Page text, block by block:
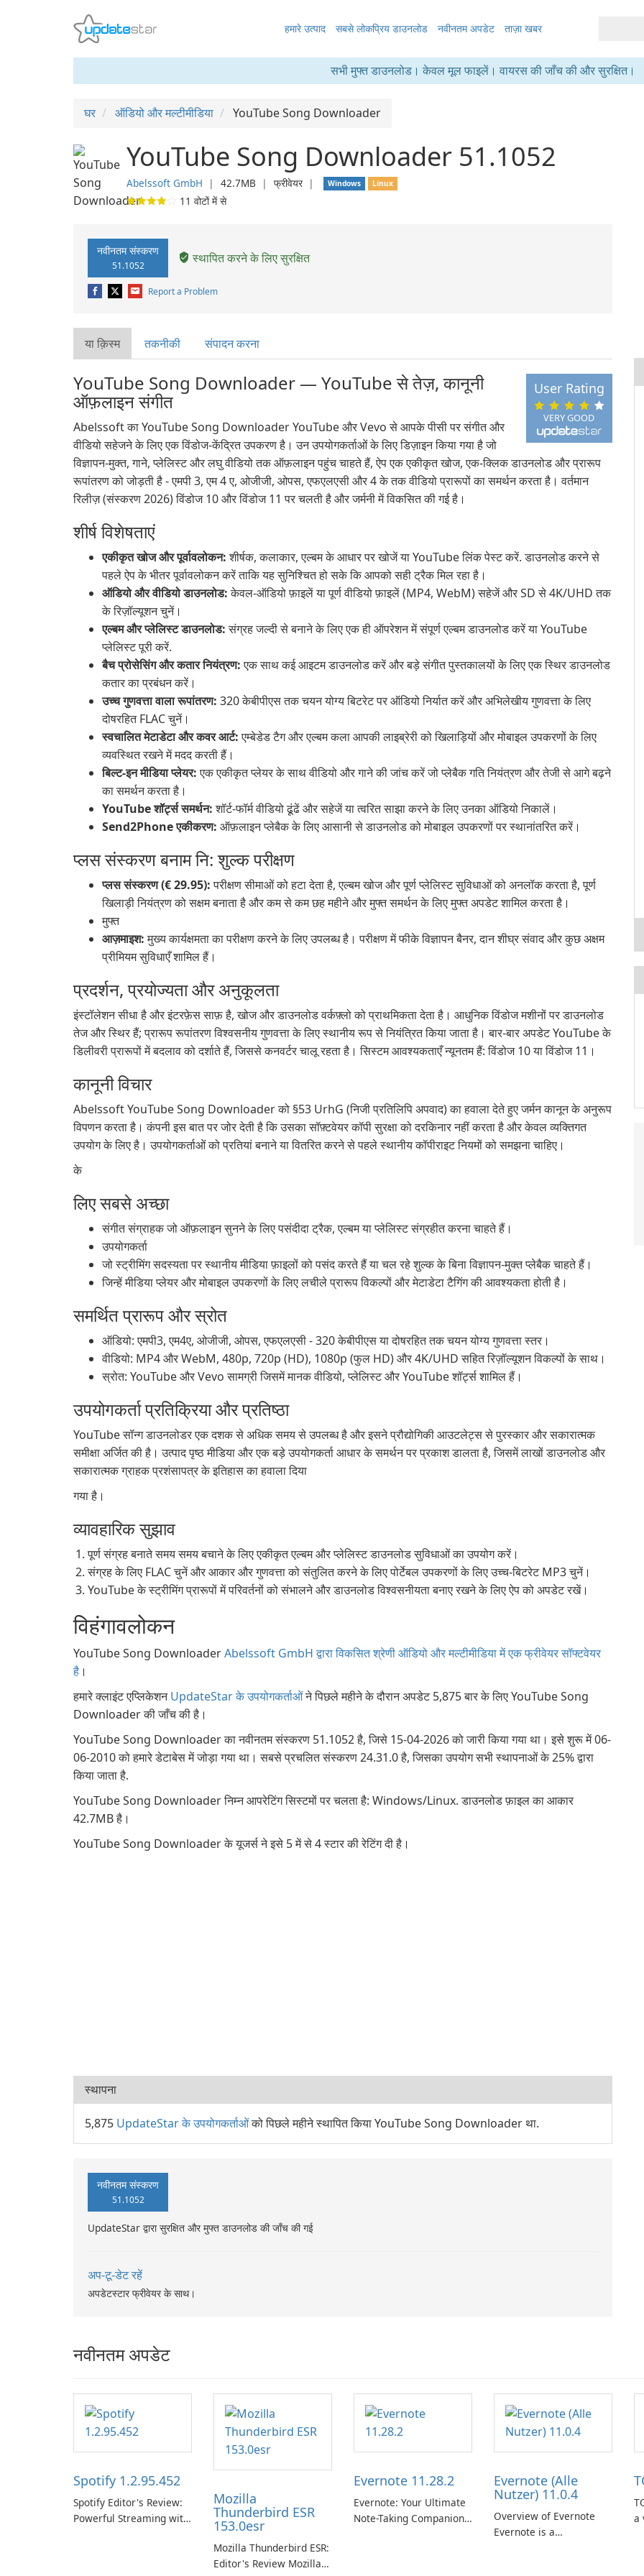
हमारे उत्पाद सबसे लोकप्रिय डाउनलोड नवीनतम अपडेट ताज़ा खबर
सभी मुफ्त डाउनलोड। केवल मूल फाइलें। वायरस की जाँच की और सुरक्षित।
घर ऑडियो और मल्टीमीडिया YouTube Song Downloader
YouTube Song Downloader 51.1052
Abelssoft GmbH ❘ 42.7MB ❘ फ्रीवेयर ❘ Windows Linux
11 वोटों में से
नवीनतम संस्करण
51.1052 स्थापित करने के लिए सुरक्षित
Report a Problem
या क़िस्‍म तकनीकी संपादन करना
VERY GOOD
User Rating
YouTube Song Downloader — YouTube से तेज़, कानूनी
ऑफ़लाइन संगीत
Abelssoft का YouTube Song Downloader YouTube और Vevo से आपके पीसी पर संगीत और
वीडियो सहेजने के लिए एक विंडोज-केंद्रित उपकरण है। उन उपयोगकर्ताओं के लिए डिज़ाइन किया गया है जो
विज्ञापन-मुक्त, गाने, प्लेलिस्ट और लघु वीडियो तक ऑफ़लाइन पहुंच चाहते हैं, ऐप एक एकीकृत खोज, एक-क्लिक डाउनलोड और प्रारूप
रूपांतरण को जोड़ती है - एमपी 3, एम 4 ए, ओजीजी, ओपस, एफएलएसी और 4 के तक वीडियो प्रारूपों का समर्थन करता है। वर्तमान
रिलीज़ (संस्करण 2026) विंडोज 10 और विंडोज 11 पर चलती है और जर्मनी में विकसित की गई है।
शीर्ष विशेषताएं
एकीकृत खोज और पूर्वावलोकन:शीर्षक, कलाकार, एल्बम के आधार पर खोजें या YouTube लिंक पेस्ट करें. डाउनलोड करने से
पहले ऐप के भीतर पूर्वावलोकन करें ताकि यह सुनिश्चित हो सके कि आपको सही ट्रैक मिल रहा है।
ऑडियो और वीडियो डाउनलोड:केवल-ऑडियो फ़ाइलें या पूर्ण वीडियो फ़ाइलें (MP4, WebM) सहेजें और SD से 4K/UHD तक
के रिज़ॉल्यूशन चुनें।
एल्बम और प्लेलिस्ट डाउनलोड:संग्रह जल्दी से बनाने के लिए एक ही ऑपरेशन में संपूर्ण एल्बम डाउनलोड करें या YouTube
प्लेलिस्ट पूरी करें.
बैच प्रोसेसिंग और कतार नियंत्रण:एक साथ कई आइटम डाउनलोड करें और बड़े संगीत पुस्तकालयों के लिए एक स्थिर डाउनलोड
कतार का प्रबंधन करें।
उच्च गुणवत्ता वाला रूपांतरण: 320 केबीपीएस तक चयन योग्य बिटरेट पर ऑडियो निर्यात करें और अभिलेखीय गुणवत्ता के लिए
दोषरहित FLAC चुनें।
स्वचालित मेटाडेटा और कवर आर्ट:एम्बेडेड टैग और एल्बम कला आपकी लाइब्रेरी को खिलाड़ियों और मोबाइल उपकरणों के लिए
व्यवस्थित रखने में मदद करती हैं।
बिल्ट-इन मीडिया प्लेयर:एक एकीकृत प्लेयर के साथ वीडियो और गाने की जांच करें जो प्लेबैक गति नियंत्रण और तेजी से आगे बढ़ने
का समर्थन करता है।
YouTube शॉर्ट्स समर्थन:शॉर्ट-फॉर्म वीडियो ढूंढें और सहेजें या त्वरित साझा करने के लिए उनका ऑडियो निकालें।
Send2Phone एकीकरण: ऑफ़लाइन प्लेबैक के लिए आसानी से डाउनलोड को मोबाइल उपकरणों पर स्थानांतरित करें।
प्लस संस्करण बनाम नि: शुल्क परीक्षण
प्लस संस्करण (€ 29.95):परीक्षण सीमाओं को हटा देता है, एल्बम खोज और पूर्ण प्लेलिस्ट सुविधाओं को अनलॉक करता है, पूर्ण
खिलाड़ी नियंत्रण को सक्षम बनाता है और कम से कम छह महीने और मुफ्त समर्थन के लिए मुफ्त अपडेट शामिल करता है।
मुफ्त
आज़माइश:मुख्य कार्यक्षमता का परीक्षण करने के लिए उपलब्ध है। परीक्षण में फीके विज्ञापन बैनर, दान शीघ्र संवाद और कुछ अक्षम
प्रीमियम सुविधाएँ शामिल हैं।
प्रदर्शन, प्रयोज्यता और अनुकूलता
इंस्टॉलेशन सीधा है और इंटरफ़ेस साफ़ है, खोज और डाउनलोड वर्कफ़्लो को प्राथमिकता देता है। आधुनिक विंडोज मशीनों पर डाउनलोड
तेज और स्थिर हैं; प्रारूप रूपांतरण विश्वसनीय गुणवत्ता के लिए स्थानीय रूप से नियंत्रित किया जाता है। बार-बार अपडेट YouTube के
डिलीवरी प्रारूपों में बदलाव को दर्शाते हैं, जिससे कनवर्टर चालू रहता है। सिस्टम आवश्यकताएँ न्यूनतम हैं: विंडोज 10 या विंडोज 11।
कानूनी विचार
Abelssoft YouTube Song Downloader को §53 UrhG (निजी प्रतिलिपि अपवाद) का हवाला देते हुए जर्मन कानून के अनुरूप
विपणन करता है। कंपनी इस बात पर जोर देती है कि उसका सॉफ़्टवेयर कॉपी सुरक्षा को दरकिनार नहीं करता है और केवल व्यक्तिगत
उपयोग के लिए है। उपयोगकर्ताओं को प्रतियां बनाने या वितरित करने से पहले स्थानीय कॉपीराइट नियमों को समझना चाहिए।
के
लिए सबसे अच्छा
संगीत संग्राहक जो ऑफ़लाइन सुनने के लिए पसंदीदा ट्रैक, एल्बम या प्लेलिस्ट संग्रहीत करना चाहते हैं।
उपयोगकर्ता
जो स्ट्रीमिंग सदस्यता पर स्थानीय मीडिया फ़ाइलों को पसंद करते हैं या चल रहे शुल्क के बिना विज्ञापन-मुक्त प्लेबैक चाहते हैं।
जिन्हें मीडिया प्लेयर और मोबाइल उपकरणों के लिए लचीले प्रारूप विकल्पों और मेटाडेटा टैगिंग की आवश्यकता होती है।
समर्थित प्रारूप और स्रोत
ऑडियो: एमपी3, एम4ए, ओजीजी, ओपस, एफएलएसी - 320 केबीपीएस या दोषरहित तक चयन योग्य गुणवत्ता स्तर।
वीडियो: MP4 और WebM, 480p, 720p (HD), 1080p (फुल HD) और 4K/UHD सहित रिज़ॉल्यूशन विकल्पों के साथ।
स्रोत: YouTube और Vevo सामग्री जिसमें मानक वीडियो, प्लेलिस्ट और YouTube शॉर्ट्स शामिल हैं।
उपयोगकर्ता प्रतिक्रिया और प्रतिष्ठा
YouTube सॉन्ग डाउनलोडर एक दशक से अधिक समय से उपलब्ध है और इसने प्रौद्योगिकी आउटलेट्स से पुरस्कार और सकारात्मक
समीक्षा अर्जित की है। उत्पाद पृष्ठ मीडिया और एक बड़े उपयोगकर्ता आधार के समर्थन पर प्रकाश डालता है, जिसमें लाखों डाउनलोड और
सकारात्मक ग्राहक प्रशंसापत्र के इतिहास का हवाला दिया
गया है।
व्यावहारिक सुझाव
पूर्ण संग्रह बनाते समय समय बचाने के लिए एकीकृत एल्बम और प्लेलिस्ट डाउनलोड सुविधाओं का उपयोग करें।
संग्रह के लिए FLAC चुनें और आकार और गुणवत्ता को संतुलित करने के लिए पोर्टेबल उपकरणों के लिए उच्च-बिटरेट MP3 चुनें।
YouTube के स्ट्रीमिंग प्रारूपों में परिवर्तनों को संभालने और डाउनलोड विश्वसनीयता बनाए रखने के लिए ऐप को अपडेट रखें।
विहंगावलोकन
YouTube Song DownloaderAbelssoft GmbH द्वारा विकसित श्रेणी ऑडियो और मल्टीमीडिया में एक फ्रीवेयर सॉफ्टवेयर
है ।
हमारे क्लाइंट एप्लिकेशनUpdateStar के उपयोगकर्ताओंने पिछले महीने के दौरान अपडेट 5,875 बार के लिए YouTube Song
Downloader की जाँच की है।
YouTube Song Downloader का नवीनतम संस्करण 51.1052 है, जिसे 15-04-2026 को जारी किया गया था। इसे शुरू में 06-
06-2010 को हमारे डेटाबेस में जोड़ा गया था। सबसे प्रचलित संस्करण 24.31.0 है, जिसका उपयोग सभी स्थापनाओं के 25% द्वारा
किया जाता है.
YouTube Song Downloader निम्न आपरेटिंग सिस्टमों पर चलता है: Windows/Linux. डाउनलोड फ़ाइल का आकार
42.7MB है।
YouTube Song Downloader के यूजर्स ने इसे 5 में से 4 स्टार की रेटिंग दी है।
स्थापना
5,875 UpdateStar के उपयोगकर्ताओंको पिछले महीने स्थापित किया YouTube Song Downloader था.
नवीनतम संस्करण
51.1052
UpdateStar द्वारा सुरक्षित और मुफ्त डाउनलोड की जाँच की गई
अप-टू-डेट रहें
अपडेटस्टार फ्रीवेयर के साथ।
नवीनतम अपडेट
Spotify 1.2.95.452
Spotify Editor's Review:
Powerful Streaming with
Mozilla
Thunderbird ESR
153.0esr
Mozilla Thunderbird ESR:
Editor's Review Mozilla
Evernote 11.28.2
Evernote: Your Ultimate
Note-Taking Companion
Evernote (Alle
Nutzer) 11.0.4
Overview of Evernote
Evernote is a
a